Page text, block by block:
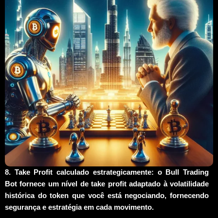
8. Take Profit calculado estrategicamente: o Bull Trading
Bot fornece um nível de take profit adaptado à volatilidade
histórica do token que você está negociando, fornecendo
segurança e estratégia em cada movimento.